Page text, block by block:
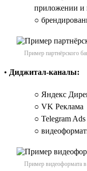
приложении и
○
Пример партнёрского
• Диджитал-каналы:
○ Яндекс
○ VK Реклама
○ Telegram Ads
○
Пример видеоформата